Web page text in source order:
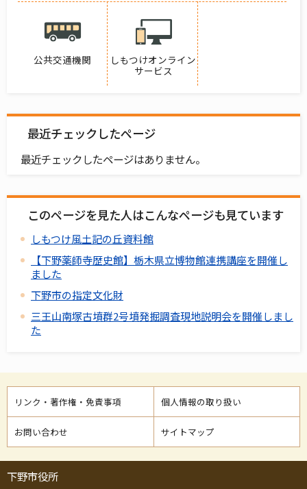
公共交通機関
しもつけオンライン
サービス
最近チェックしたページ
最近チェックしたページはありません。
このページを見た人はこんなページも見ています
しもつけ風土記の丘資料館
【下野薬師寺歴史館】栃木県立博物館連携講座を開催し
ました
下野市の指定文化財
三王山南塚古墳群2号墳発掘調査現地説明会を開催しまし
た
リンク・著作権・免責事項 個人情報の取り扱い
お問い合わせ サイトマップ
下野市役所